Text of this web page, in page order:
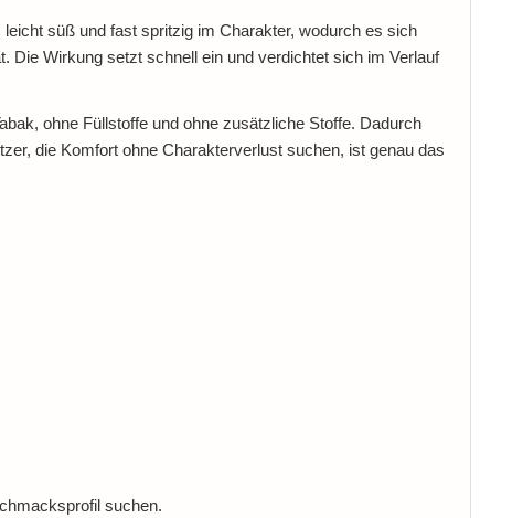
süß und fast spritzig im Charakter, wodurch es sich
Die Wirkung setzt schnell ein und verdichtet sich im Verlauf
ohne Füllstoffe und ohne zusätzliche Stoffe. Dadurch
die Komfort ohne Charakterverlust suchen, ist genau das
suchen.